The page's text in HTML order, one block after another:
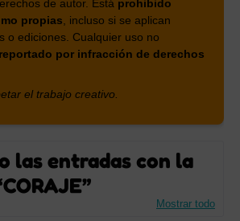
de autor. Está prohibido
propias , incluso si se aplican
o ediciones. Cualquier uso no
reportado por infracción de derechos
el trabajo creativo.
las entradas con la
CORAJE
Mostrar todo